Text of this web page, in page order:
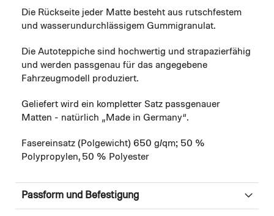
Die Rückseite jeder Matte besteht aus rutschfestem
und wasserundurchlässigem Gummigranulat.
Die Autoteppiche sind hochwertig und strapazierfähig
und werden passgenau für das angegebene
Fahrzeugmodell produziert.
Geliefert wird ein kompletter Satz passgenauer
Matten - natürlich „Made in Germany“.
Fasereinsatz (Polgewicht) 650 g/qm; 50 %
Polypropylen, 50 % Polyester
Passform und Befestigung